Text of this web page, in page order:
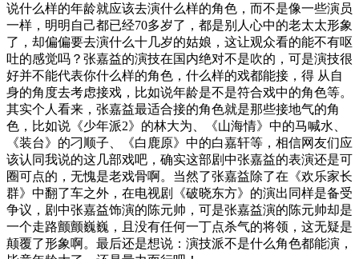
说什么样的年龄就应该去演什么样的角色，而不是像一些演员
一样，明明自己都已经70多岁了，都是别人心中的老太太形象
了，却偏偏要去演什么十几岁的姑娘，这让观众看的能不有呕
吐的感觉吗？张嘉益的演技在国内绝对不是吹的，可是演技很
好并不能代表你什么样的角色，什么样的戏都能接，得 从自
身的角度去考虑接戏，比如说年龄是不是符合戏中的角色等。
其实个人看来，张嘉益最适合接的角色就是那些接地气的角
色，比如说《少年派2》的林大为、《山海情》中的马喊水、
《装台》的刁顺子、《白鹿原》中的白嘉轩等，相信网友们应
该认同我说的这几部戏吧，确实这部剧中张嘉益的表演还是可
圈可点的，无愧是老戏骨啊。当然了张嘉益除了在《欢乐家长
群》中翻了车之外，在电视剧《破晓东方》的演出同样是备受
争议，剧中张嘉益饰演的陈元帅，可是张嘉益演的陈元帅却是
一个走路颤颤巍巍，且没有任何一丁点杀气的将领，这无疑是
颠覆了形象啊。最后还是想说：演技派不是什么角色都能演，